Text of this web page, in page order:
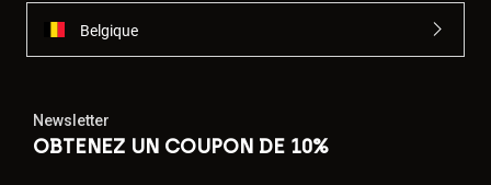
Belgique
Newsletter
OBTENEZ UN COUPON DE 10%